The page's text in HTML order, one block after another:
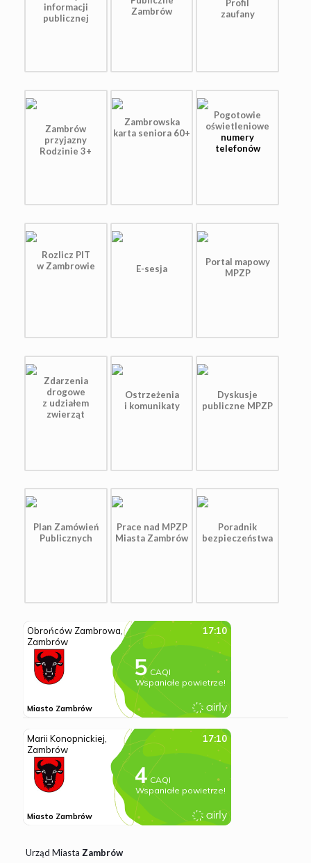
informacji
publicznej
Zambrów
Profil
zaufany
Zambrów
przyjazny
Rodzinie 3+
Zambrowska
karta seniora 60+
Pogotowie
oświetleniowe
numery
telefonów
Rozlicz PIT
w Zambrowie
E-sesja
Portal mapowy
MPZP
Zdarzenia
drogowe
z udziałem
zwierząt
Ostrzeżenia
i komunikaty
Dyskusje
publiczne MPZP
Plan Zamówień
Publicznych
Prace nad MPZP
Miasta Zambrów
Poradnik
bezpieczeństwa
Urząd Miasta Zambrów